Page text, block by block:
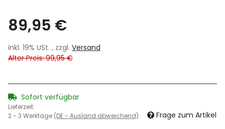
89,95 €
inkl. 19% USt. , zzgl. Versand
Alter Preis: 99,95 €
Sofort verfügbar
Lieferzeit:
2 - 3 Werktage (DE - Ausland abweichend) Frage zum Artikel